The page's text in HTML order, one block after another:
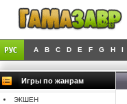
A B C D E F G H I
Игры по жанрам
ЭКШЕН